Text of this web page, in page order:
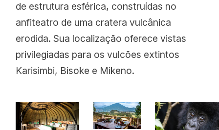
de estrutura esférica, construídas no
anfiteatro de uma cratera vulcânica
erodida. Sua localização oferece vistas
privilegiadas para os vulcões extintos
Karisimbi, Bisoke e Mikeno.